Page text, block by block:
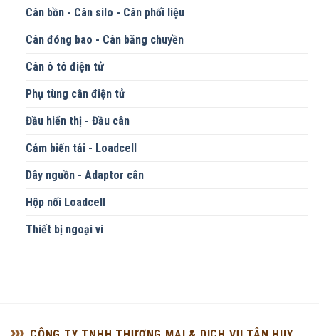
Cân bồn - Cân silo - Cân phối liệu
Cân đóng bao - Cân băng chuyền
Cân ô tô điện tử
Phụ tùng cân điện tử
Đầu hiển thị - Đầu cân
Cảm biến tải - Loadcell
Dây nguồn - Adaptor cân
Hộp nối Loadcell
Thiết bị ngoại vi